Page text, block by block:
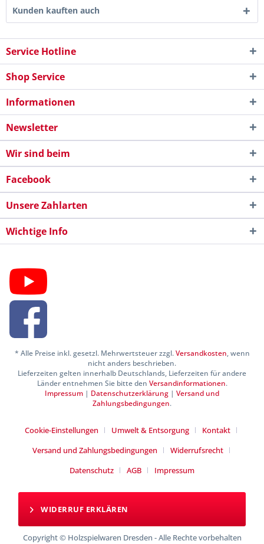
Kunden kauften auch
Service Hotline
Shop Service
Informationen
Newsletter
Wir sind beim
Facebook
Unsere Zahlarten
Wichtige Info
* Alle Preise inkl. gesetzl. Mehrwertsteuer zzgl.Versandkosten, wenn
nicht anders beschrieben.
Lieferzeiten gelten innerhalb Deutschlands, Lieferzeiten für andere
Länder entnehmen Sie bitte den Versandinformationen.
Impressum | Datenschutzerklärung | Versand und
Zahlungsbedingungen.
Cookie-Einstellungen Umwelt & Entsorgung
Kontakt
Versand und Zahlungsbedingungen
Widerrufsrecht
Datenschutz
AGB Impressum
WIDERRUF ERKLÄREN
Copyright © Holzspielwaren Dresden - Alle Rechte vorbehalten